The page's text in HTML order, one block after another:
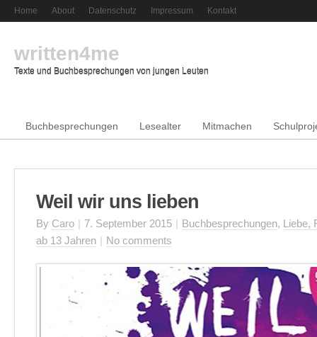
Home About Datenschutz Impressum Kontakt
written4me
Texte und Buchbesprechungen von jungen Leuten
Buchbesprechungen Lesealter Mitmachen
Weil wir uns lieben
By Caro | 7. September 2015 | Buchbesprechungen, Liebe,
ab 13 Jahren | No comments